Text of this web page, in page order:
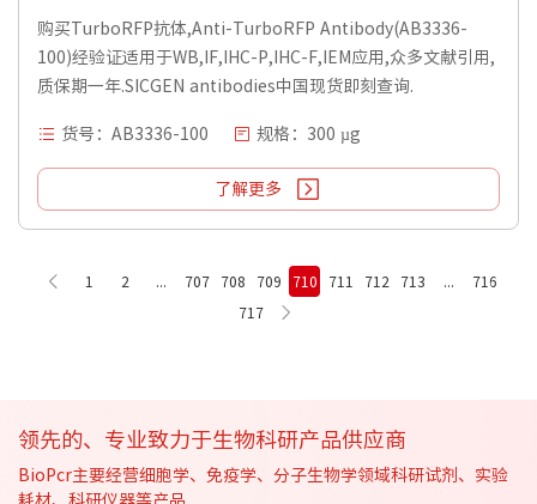
购买TurboRFP抗体,Anti-TurboRFP Antibody(AB3336-
100)经验证适用于WB,IF,IHC-P,IHC-F,IEM应用,众多文献引用,
质保期一年.SICGEN antibodies中国现货即刻查询.
货号：AB3336-100 规格：300 µg
了解更多
1 2 707 708 709 710 711 712 713 716
717
领先的、专业致力于生物科研产品供应商
BioPcr主要经营细胞学、免疫学、分子生物学领域科研试剂、实验